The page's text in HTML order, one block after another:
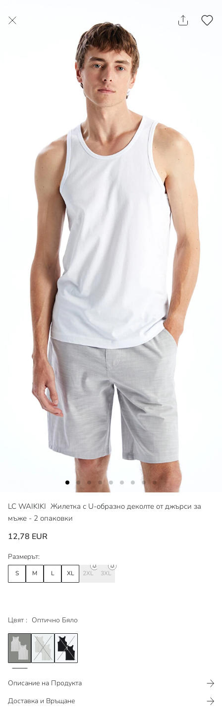
LC WAIKIKI Жилетка с U-образно деколте от джърси за
мъже - 2 опаковки
12,78 EUR
Цвят : Оптично Бяло
Размерът:
S M L XL 2XL 3XL
Описание на Продукта
Доставка и Връщане